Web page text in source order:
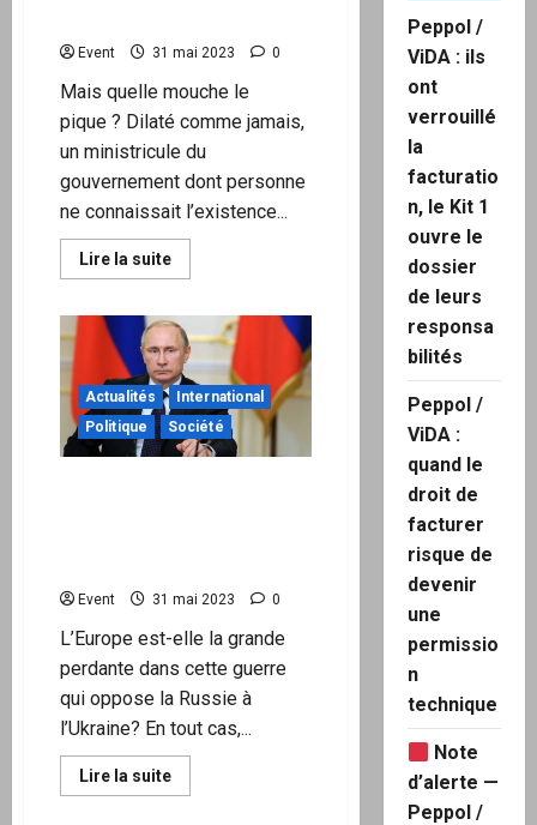
Event 31 mai 2023 0
Mais quelle mouche le
pique ? Dilaté comme jamais,
un ministricule du
gouvernement dont personne
ne connaissait l’existence...
Lire la suiteEn
savoir
L’Europe
aimerait
tant
censurer
Twitter
Actualités
International
Politique
Société
Event 31 mai 2023 0
L’Europe est-elle la grande
perdante dans cette guerre
qui oppose la Russie à
l’Ukraine? En tout cas,...
Lire la suiteEn
savoir
Peppol /
ViDA : ils
ont
verrouillé
la
facturatio
n, le Kit 1
ouvre le
dossier
de leurs
responsa
bilités
Peppol /
ViDA :
quand le
droit de
facturer
risque de
devenir
une
permissio
n
technique
Note
d’alerte —
Peppol /